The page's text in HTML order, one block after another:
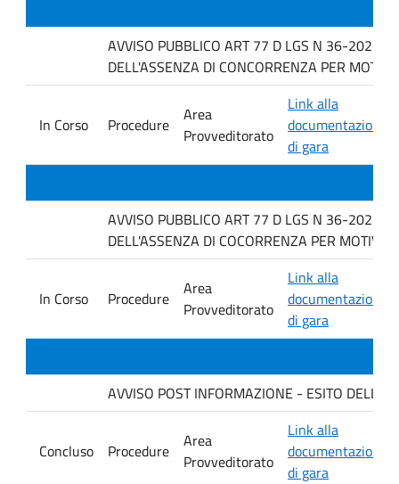
AVVISO PUBBLICO ART 77 D LGS N 36-2023
DELL'ASSENZA DI CONCORRENZA PER
In Corso Procedure
Area
Provveditorato
Link alla
documentazione
di gara
AVVISO PUBBLICO ART 77 D LGS N 36-2023
DELL'ASSENZA DI COCORRENZA PER MOTIVI
In Corso Procedure
Area
Provveditorato
Link alla
documentazione
di gara
AVVISO POST INFORMAZIONE - ESITO
Concluso Procedure
Area
Provveditorato
Link alla
documentazione
di gara